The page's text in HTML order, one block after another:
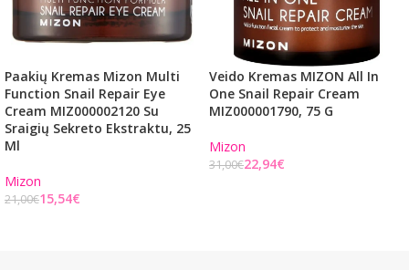
Paakių Kremas Mizon Multi
Function Snail Repair Eye
Cream MIZ000002120 Su
Sraigių Sekreto Ekstraktu, 25
Ml
Mizon
21,00€15,54€
Veido Kremas MIZON All In
One Snail Repair Cream
MIZ000001790, 75 G
Mizon
31,00€22,94€